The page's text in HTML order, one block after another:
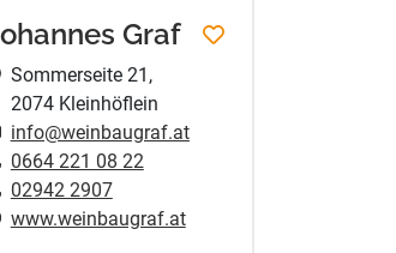
Graf
Sommerseite 21,
2074 Kleinhöflein
info@weinbaugraf.at
0664 221 08 22
02942 2907
www.weinbaugraf.at